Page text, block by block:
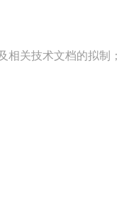
相关技术文档的拟制；